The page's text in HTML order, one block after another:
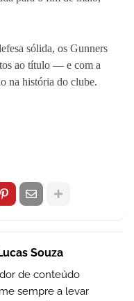
sólida, os Gunners
ao título — e com a
na história do clube.
Souza
de conteúdo
sempre a levar